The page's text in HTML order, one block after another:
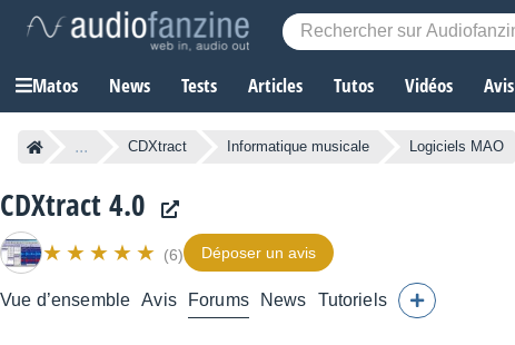
Matos News Tests Articles Tutos Vidéos Avis
... CDXtract Informatique musicale Logiciels MAO
CDXtract 4.0
(6) Déposer un avis
Vue d’ensemble Avis Forums News Tutoriels